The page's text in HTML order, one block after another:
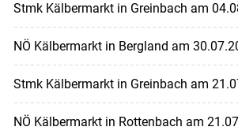
Stmk Kälbermarkt in Greinbach am
NÖ Kälbermarkt in Bergland am
Stmk Kälbermarkt in Greinbach am
NÖ Kälbermarkt in Rottenbach am